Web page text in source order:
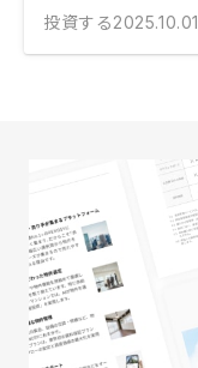
投資する2025.10.01